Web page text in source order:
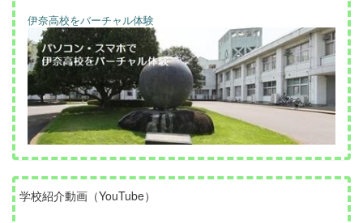
伊奈高校をバーチャル体験
学校紹介動画（YouTube）